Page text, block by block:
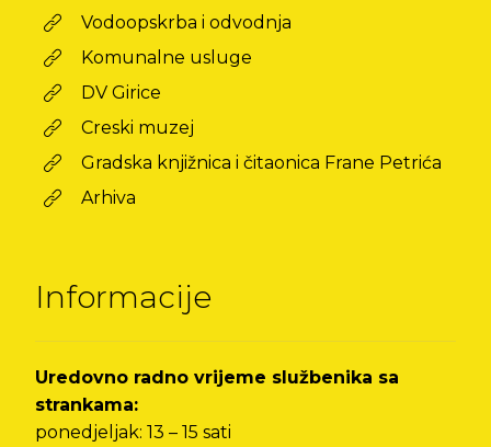
Vodoopskrba i odvodnja
Komunalne usluge
DV Girice
Creski muzej
Gradska knjižnica i čitaonica Frane Petrića
Arhiva
Informacije
Uredovno radno vrijeme službenika sa
strankama:
ponedjeljak: 13 – 15 sati